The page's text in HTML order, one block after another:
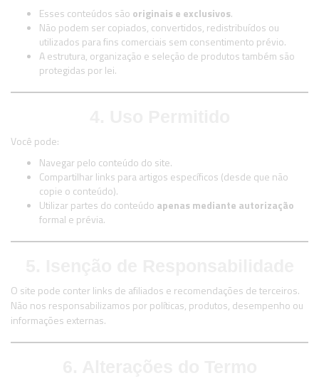
Esses conteúdos são originais e exclusivos.
Não podem ser copiados, convertidos, redistribuídos ou
utilizados para fins comerciais sem consentimento prévio.
A estrutura, organização e seleção de produtos também são
protegidas por lei.
Você pode:
Navegar pelo conteúdo do site.
Compartilhar links para artigos específicos (desde que não
copie o conteúdo).
Utilizar partes do conteúdo apenas mediante autorização
formal e prévia.
O site pode conter links de afiliados e recomendações de terceiros.
Não nos responsabilizamos por políticas, produtos, desempenho ou
informações externas.